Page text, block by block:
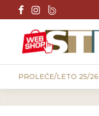
PROLEĆE/LETO 25/26